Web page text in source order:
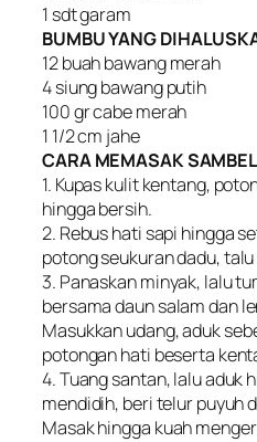
1 sdt garam
BUMBU YANG
12 buah bawang merah
4 siung bawang putih
100 gr cabe merah
1 1/2 cm jahe
CARA MEMASAK
1. Kupas kulit kentang,
hingga bersih.
2. Rebus hati sapi hingga
potong seukuran dadu,
3. Panaskan minyak, lalu
bersama daun salam dan
Masukkan udang, aduk
potongan hati beserta
4. Tuang santan, lalu aduk
mendidih, beri telur puyuh
Masak hingga kuah